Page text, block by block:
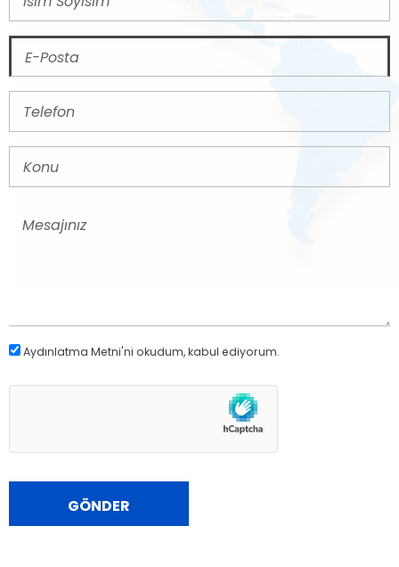
Aydınlatma Metni'ni okudum, kabul ediyorum.